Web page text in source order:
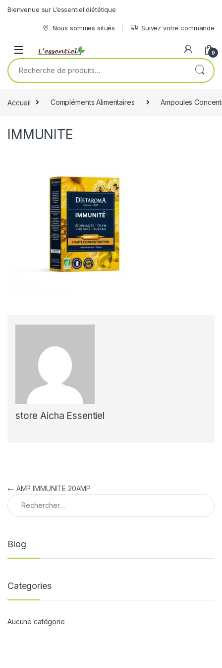
Skip to navigation
Bienvenue sur L’essentiel diététique
Nous sommes situés Suivez votre commande
0
Recherche pour :
Accueil Compléments Alimentaires Ampoules
IMMUNITE
store Aicha Essentiel
Navigation de l’article
← AMP IMMUNITE 20AMP
Rechercher :
Blog
Categories
Aucune catégorie